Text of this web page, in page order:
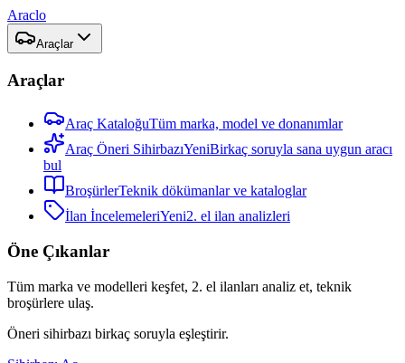
Araclo
Araçlar
Araçlar
Araç KataloğuTüm marka, model ve donanımlar
Araç Öneri SihirbazıYeniBirkaç soruyla sana uygun aracı
bul
BroşürlerTeknik dökümanlar ve kataloglar
İlan İncelemeleriYeni2. el ilan analizleri
Öne Çıkanlar
Tüm marka ve modelleri keşfet, 2. el ilanları analiz et, teknik
broşürlere ulaş.
Öneri sihirbazı birkaç soruyla eşleştirir.